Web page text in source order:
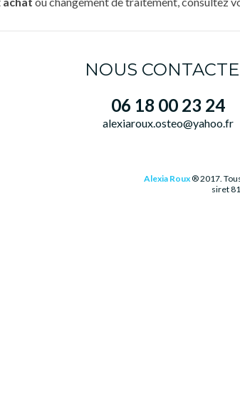
NOUS
06 18 00 23 24
alexiaroux.osteo@yahoo.fr
Alexia Roux® 2017.
siret